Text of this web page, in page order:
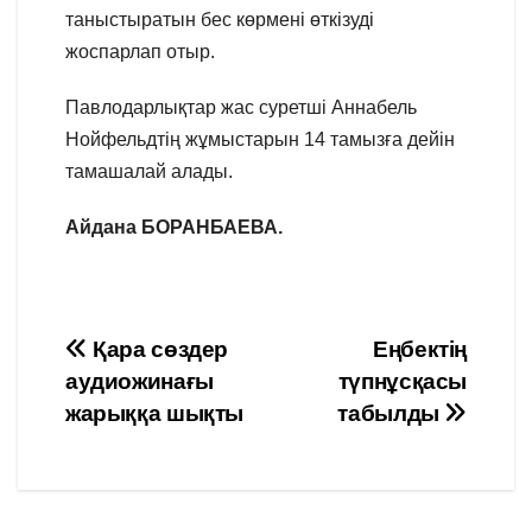
таныстыратын бес көрмені өткізуді
жоспарлап отыр.
Павлодарлықтар жас суретші Аннабель
Нойфельдтің жұмыстарын 14 тамызға дейін
тамашалай алады.
Айдана БОРАНБАЕВА.
Навигация
по
Еңбектің
түпнұсқасы
табылды
Қара сөздер
аудиожинағы
жарыққа шықты